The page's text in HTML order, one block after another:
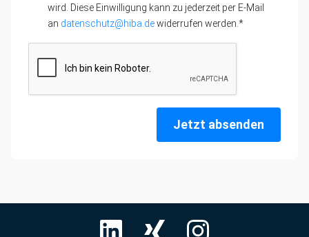
wird. Diese Einwilligung kann zu jederzeit per E-Mail
an datenschutz@hiba.dewiderrufen werden.*
Jetzt absenden